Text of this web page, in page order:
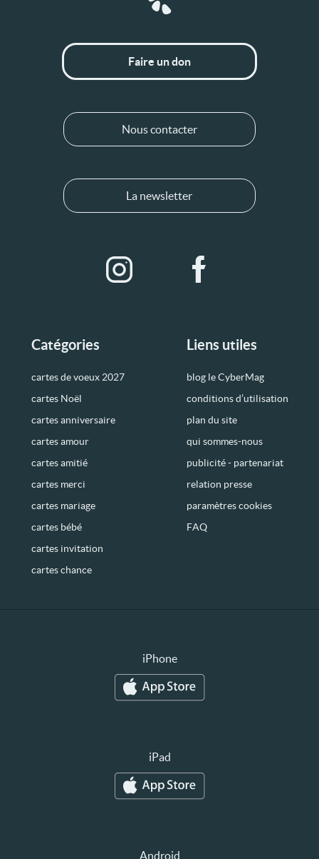
Catégories
cartes de voeux 2027
cartes Noël
cartes anniversaire
cartes amour
cartes amitié
cartes merci
cartes mariage
cartes bébé
cartes invitation
cartes chance
Liens utiles
blog le CyberMag
conditions d’utilisation
plan du site
qui sommes-nous
publicité - partenariat
relation presse
paramètres cookies
FAQ
Faire un don
Nous contacter
La newsletter
iPhone
iPad
Android